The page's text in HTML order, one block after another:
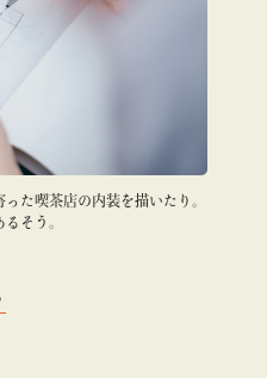
た喫茶店の内装を描いたり。
そう。